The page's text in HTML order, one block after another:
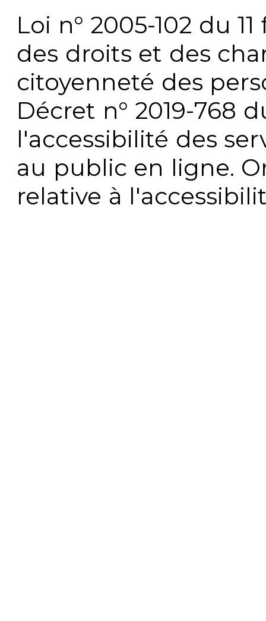
Loi n° 2005-102 du
des droits et des
citoyenneté des
Décret n° 2019-768
l'accessibilité des
au public en ligne.
relative à